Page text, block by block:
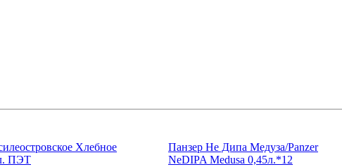
Хлебное
ПЭТ
Панзер Не Дипа Медуза/Panzer
NeDIPA Medusa 0,45л.*12